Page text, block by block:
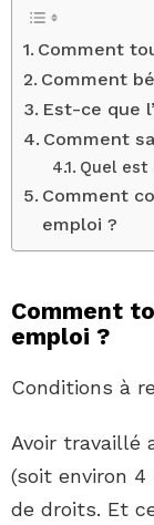
Comment
Comment
Est-ce que
Comment
Quel est
Comment
emploi ?
Comment
emploi ?
Conditions à
Avoir travaillé
(soit environ 4
de droits. Et